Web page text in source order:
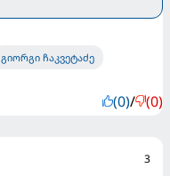
გიორგი ჩაკვეტაძე
(0)/ (0)
3